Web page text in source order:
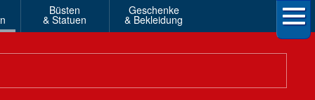
Büsten
& Statuen
Geschenke
& Bekleidung